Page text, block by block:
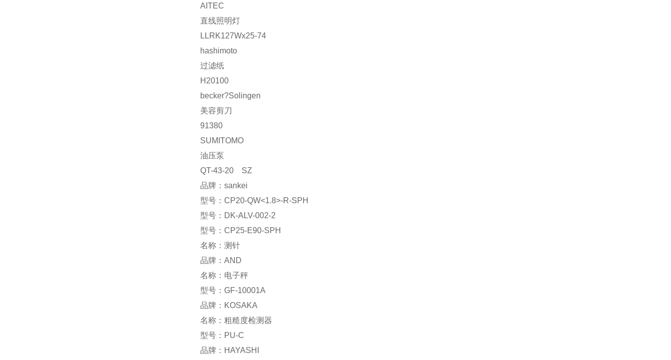
AITEC
直线照明灯
LLRK127Wx25-74
hashimoto
过滤纸
H20100
becker?Solingen
美容剪刀
91380
SUMITOMO
油压泵
QT-43-20 SZ
品牌：sankei
型号：CP20-QW<1.8>-R-SPH
型号：DK-ALV-002-2
型号：CP25-E90-SPH
名称：测针
品牌：AND
名称：电子秤
型号：GF-10001A
品牌：KOSAKA
名称：粗糙度检测器
型号：PU-C
品牌：HAYASHI